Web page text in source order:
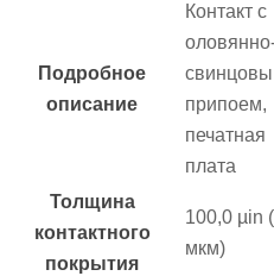
Подробное
описание
Контакт с
припоем,
печатная
плата
Толщина
контактного
покрытия
100,0 µin
мкм)